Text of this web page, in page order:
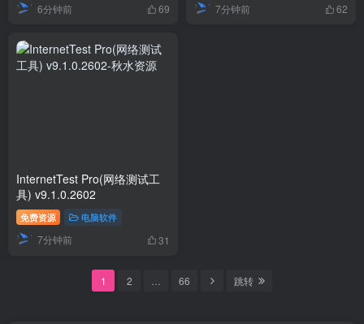
6分钟前 69 7分钟前 62
InternetTest Pro(网络测试工
具) v9.1.0.2602
免费资源 电脑软件
7分钟前 31
1 2 66 跳转